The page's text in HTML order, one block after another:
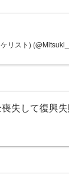
リスト)
失して復興